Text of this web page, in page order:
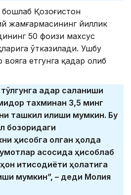
Қозоғистон
жамғармасининг йиллик
50 фоизи махсус
ўтказилади. Ушбу
вояга етгунга қадар олиб
қадар сақланиши
тахминан 3,5 минг
ташкил қилиши мумкин. Бу
бозоридаги
ҳисобга олган ҳолда
асосида ҳисоблаб
иқтисодиёти ҳолатига
мумкин”, – деди Молия